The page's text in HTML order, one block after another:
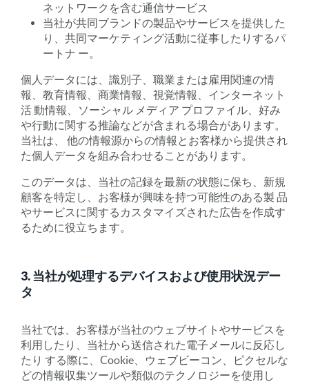
ネットワークを含む通信サービス
当社が共同ブランドの製品やサービスを提供した
り、共同マーケティング活動に従事したりするパ
ートナ ー。
個人データには、識別子、職業または雇用関連の情
報、教育情報、商業情報、視覚情報、インターネット
活 動情報、ソーシャル メディア プロファイル、好み
や行動に関する推論などが含まれる場合があります。
当社は、 他の情報源からの情報とお客様から提供され
た個人データを組み合わせることがあります。
このデータは、当社の記録を最新の状態に保ち、新規
顧客を特定し、お客様が興味を持つ可能性のある製 品
やサービスに関するカスタマイズされた広告を作成す
るために役立ちます。
3. 当社が処理するデバイスおよび使用状況デー
タ
当社では、お客様が当社のウェブサイトやサービスを
利用したり、当社から送信された電子メールに反応し
たり する際に、Cookie、ウェブビーコン、ピクセルな
どの情報収集ツールや類似のテクノロジーを使用し